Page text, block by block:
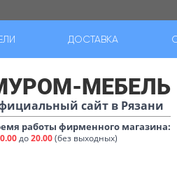
ДОСТАВКА
МЕБЕЛЬ
сайт в Рязани
работы фирменного магазина:
до20.00(без выходных)